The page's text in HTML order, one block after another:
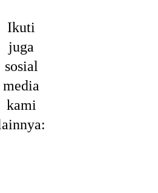
Ikuti
juga
sosial
media
kami